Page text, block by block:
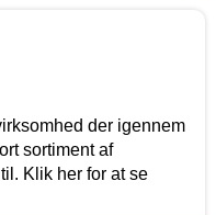
der igennem
sortiment af
Klik her for at se